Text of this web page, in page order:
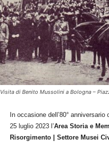
Visita di Benito Mussolini a Bologna –
In occasione dell’80°
25 luglio 2023 l’Area Storia e
Risorgimento | Settore Musei